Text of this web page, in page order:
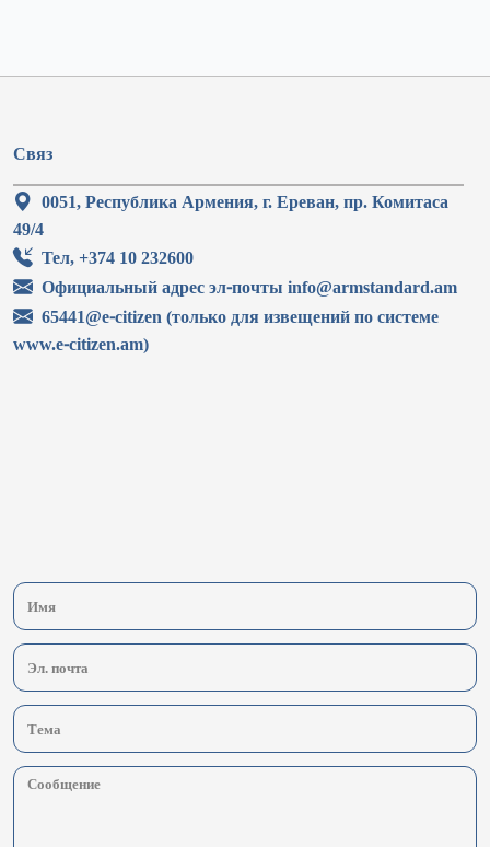
Связ
0051, Республика Армения, г. Ереван, пр. Комитаса
49/4
Тел, +374 10 232600
Официальный адрес эл-почты info@armstandard.am
65441@e-citizen (только для извещений по системе
www.e-citizen.am)